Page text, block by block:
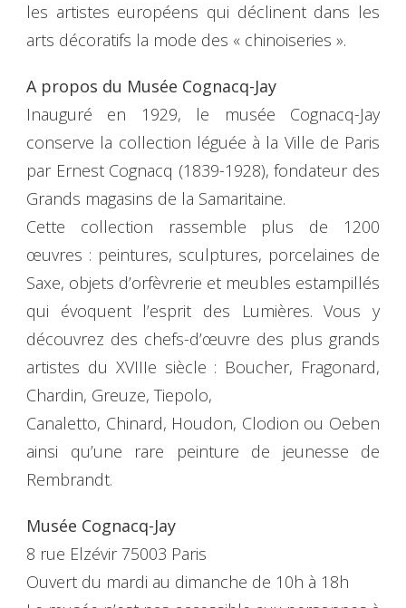
les artistes européens qui déclinent dans les
arts décoratifs la mode des « chinoiseries ».
A propos du Musée Cognacq-Jay
Inauguré en 1929, le musée Cognacq-Jay
conserve la collection léguée à la Ville de Paris
par Ernest Cognacq (1839-1928), fondateur des
Grands magasins de la Samaritaine.
Cette collection rassemble plus de 1200
œuvres : peintures, sculptures, porcelaines de
Saxe, objets d’orfèvrerie et meubles estampillés
qui évoquent l’esprit des Lumières. Vous y
découvrez des chefs-d’œuvre des plus grands
artistes du XVIIIe siècle : Boucher, Fragonard,
Chardin, Greuze, Tiepolo,
Canaletto, Chinard, Houdon, Clodion ou Oeben
ainsi qu’une rare peinture de jeunesse de
Rembrandt.
Musée Cognacq-Jay
8 rue Elzévir 75003 Paris
Ouvert du mardi au dimanche de 10h à 18h